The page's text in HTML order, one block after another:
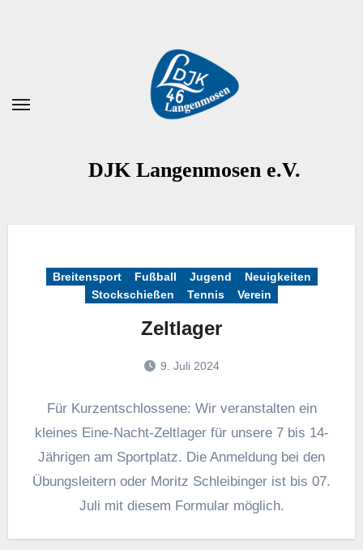
DJK Langenmosen e.V.
Breitensport Fußball Jugend
Neuigkeiten
Stockschießen
Tennis Verein
Zeltlager
9. Juli 2024
Für Kurzentschlossene: Wir veranstalten ein
kleines Eine-Nacht-Zeltlager für unsere 7 bis 14-
Jährigen am Sportplatz. Die Anmeldung bei den
Übungsleitern oder Moritz Schleibinger ist bis 07.
Juli mit diesem Formular möglich.